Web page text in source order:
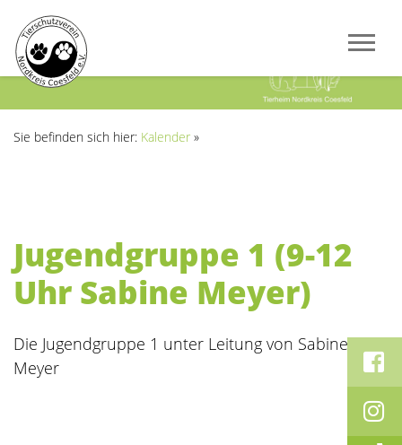
Sie befinden sich hier: Kalender »
Jugendgruppe 1 (9-12
Uhr Sabine Meyer)
Die Jugendgruppe 1 unter Leitung von Sabine
Meyer